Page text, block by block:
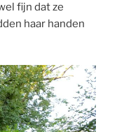
fijn dat ze
haar handen